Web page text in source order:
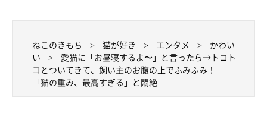
関連記事:
るきゅる”した目で一生懸命反応する姿が愛おし
い！
紹介するのは、X（旧Twitter）ユーザー@____tukiminekoさんが投
稿していた動画。見守りカメラが捉えた愛猫・つきみくん（撮影時
2才5カ月／ラガマフィン）です。飼い主さんに話を聞くと、出先で
見守りカメラを使って留守番中のつきみくんの様子を確認したのだ
写真提供・取材協力／@____tukiminekoさん／X（旧Twitter）
ねこのきもち 猫が好き エンタメ
かわい
い
愛猫に「お昼寝するよ〜」と言ったら→トコト
コとついてきて、飼い主のお腹の上でふみふみ！
「猫の重み、最高すぎる」と悶絶